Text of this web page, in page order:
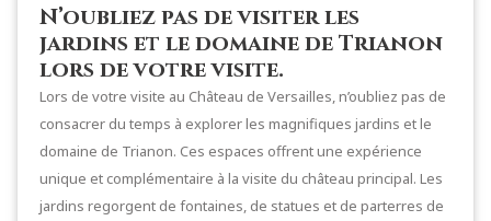
N’oubliez pas de visiter les
jardins et le domaine de Trianon
lors de votre visite.
Lors de votre visite au Château de Versailles, n’oubliez pas de
consacrer du temps à explorer les magnifiques jardins et le
domaine de Trianon. Ces espaces offrent une expérience
unique et complémentaire à la visite du château principal. Les
jardins regorgent de fontaines, de statues et de parterres de